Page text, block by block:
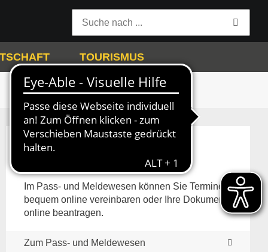
TOURISMUS
Pass- und Meldewesen
Im Pass- und Meldewesen können Sie Termine
bequem online vereinbaren oder Ihre Dokumente
online beantragen.
Zum Pass- und Meldewesen